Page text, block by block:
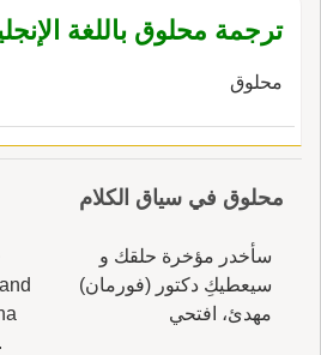
لله؛ قال ابن الأَثير هكذا ذكرها
على القاف، وغيره يقول
على اللام، والمراد بهذه الكلمات
الله بطل المَعُونة منه على ما
وهي حَقِيقة العُبودِيّة؛ وروي ع
قوّة على طاعة الله إِلا بمعونته.
ترجمة محلوق باللغة
محلوق
محلوق في سياق الكلام
سأخدر مؤخرة حلقك و
سيعطيكِ دكتور (فورمان)
مهدئ، افتحي